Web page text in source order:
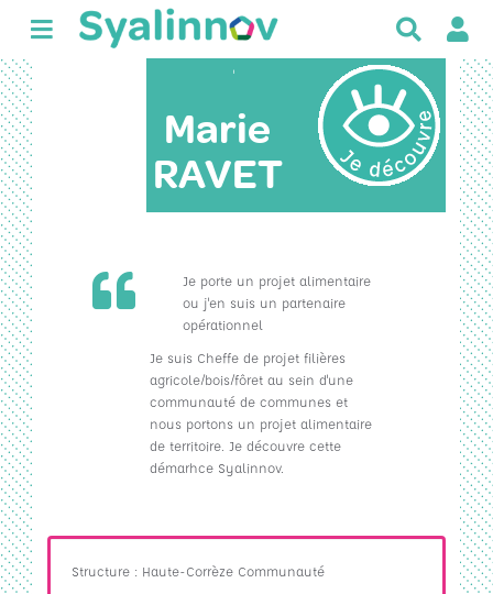
c
h
e
r
c
e
'
Marie
RAVET
Je porte un projet alimentaire
ou j'en suis un partenaire
opérationnel
Je suis Cheffe de projet filières
agricole/bois/fôret au sein d'une
communauté de communes et
nous portons un projet alimentaire
de territoire. Je découvre cette
démarhce Syalinnov.
Structure : Haute-Corrèze Communauté